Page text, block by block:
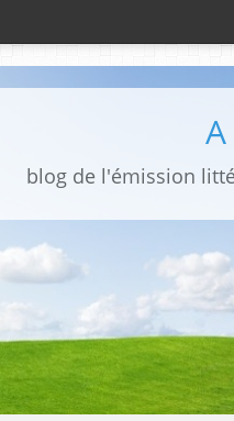
blog de l'émission